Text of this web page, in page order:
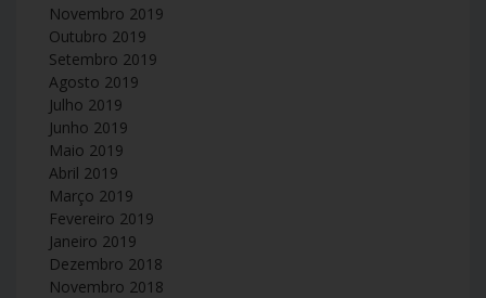
Novembro 2019
Outubro 2019
Setembro 2019
Agosto 2019
Julho 2019
Junho 2019
Maio 2019
Abril 2019
Março 2019
Fevereiro 2019
Janeiro 2019
Dezembro 2018
Novembro 2018